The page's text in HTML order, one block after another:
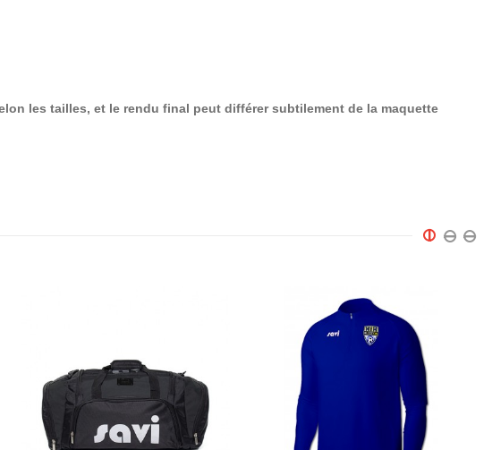
les tailles, et le rendu final peut différer subtilement de la maquette